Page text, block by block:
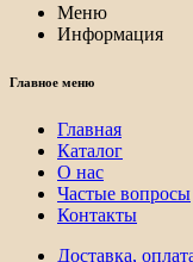
Меню
Информация
Главное меню
Главная
Каталог
О нас
Частые вопросы
Контакты
Доставка,